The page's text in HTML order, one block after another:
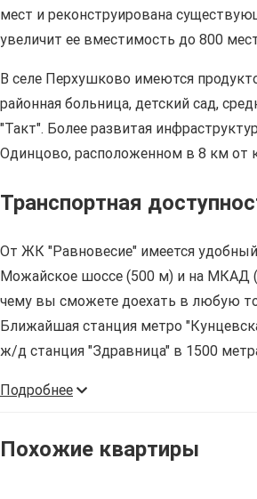
мест и реконструирована
увеличит ее вместимость до 800
В селе Перхушково имеются
районная больница, детский сад,
"Такт". Более развитая
Одинцово, расположенном в 8 км от
Транспортная
От ЖК "Равновесие" имеется
Можайское шоссе (500 м) и на МКАД
чему вы сможете доехать в любую
Ближайшая станция метро
ж/д станция "Здравница" в 1500
Подробнее
Похожие квартиры